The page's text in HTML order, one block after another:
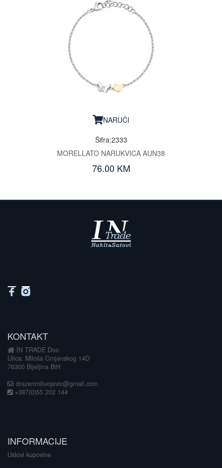
NARUČI
Šifra:2333
MORELLATO NARUKVICA AUN38
76.00 KM
KONTAKT
IN TRADE Doo
Ulica: Miloša Crnjanskog 14D
76300 Bijeljina BiH
drazenmilivojevic@gmail.com
+387(0)55 202 144
INFORMACIJE
Uslovi kupovine